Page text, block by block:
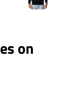
on